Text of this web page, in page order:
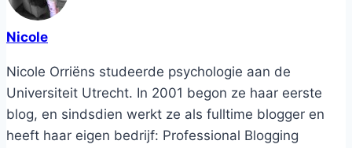
Nicole
Nicole Orriëns studeerde psychologie aan de
Universiteit Utrecht. In 2001 begon ze haar eerste
blog, en sindsdien werkt ze als fulltime blogger en
heeft haar eigen bedrijf: Professional Blogging